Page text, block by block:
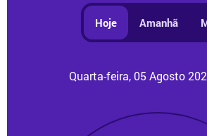
Hoje Amanhã
Quarta-feira, 05 Agosto